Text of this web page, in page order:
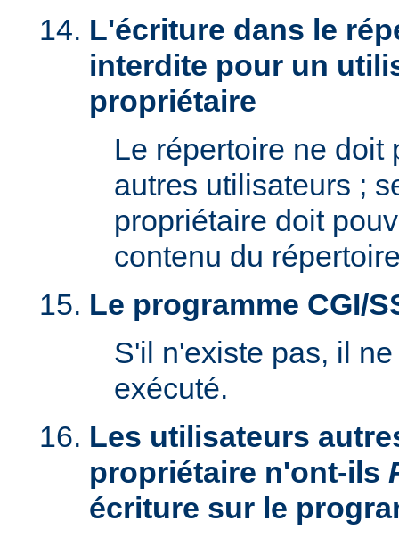
L'écriture dans le
interdite pour un
propriétaire
Le répertoire ne doit
autres utilisateurs ;
propriétaire doit
contenu du
Le programme CGI/
S'il n'existe pas, il
exécuté.
Les utilisateurs
propriétaire n'ont-ils
écriture sur le